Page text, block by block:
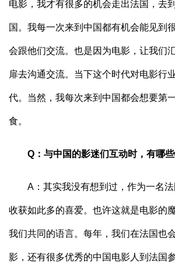
电影，我才有很多的机会走出法国，去
国。我每一次来到中国都有机会能见到
会跟他们交流。也是因为电影，让我们
扉去沟通交流。当下这个时代对电影行
代。当然，我每次来到中国都会想要第
食。
Q：与中国的影迷们互动时，有哪些
A：其实我没有想到过，作为一名法
收获如此多的喜爱。也许这就是电影的
我们共同的语言。每年，我们在法国也
影，还有很多优秀的中国电影人到法国